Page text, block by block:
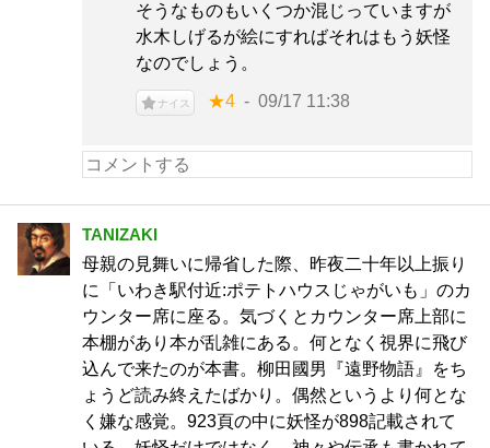
そうなものもいくつか混じっていますが
水木しげるが絵にすればそれはもう妖怪
なのでしょう。
ナイス ★4 09/17 11:38
TANIZAKI
母親の見舞いに帰省した際、昨夜二十年以上振り
に「いわき駅付近:ポテトハウスじゃがいも」のカ
ウンター席に座る。気づくとカウンター席上部に
本棚があり本が乱雑にある。何となく視界に飛び
込んで来たのが本書。柳田國男『遠野物語』をち
ょうど読み終えたばかり。偶然というより何とな
く嫌な感覚。923頁の中に妖怪が898記載されて